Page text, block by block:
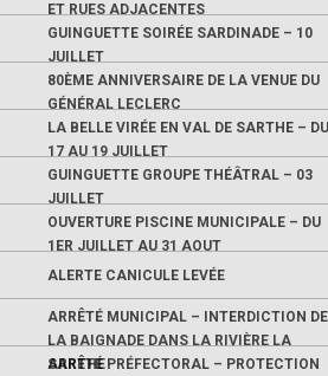
ET RUES ADJACENTES
GUINGUETTE SOIRÉE SARDINADE – 10
JUILLET
80ÈME ANNIVERSAIRE DE LA VENUE DU
GÉNÉRAL LECLERC
LA BELLE VIRÉE EN VAL DE SARTHE – DU
17 AU 19 JUILLET
GUINGUETTE GROUPE THÉÂTRAL – 03
JUILLET
OUVERTURE PISCINE MUNICIPALE – DU
1ER JUILLET AU 31 AOUT
ALERTE CANICULE LEVÉE
ARRÊTÉ MUNICIPAL – INTERDICTION DE
LA BAIGNADE DANS LA RIVIÈRE LA
SARTHE
ARRÊTÉ PRÉFECTORAL – PROTECTION